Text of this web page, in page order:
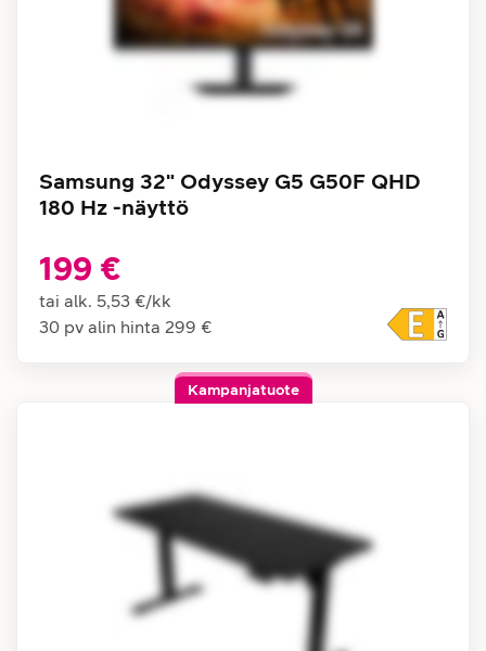
Samsung 32" Odyssey G5 G50F QHD
180 Hz -näyttö
199 €
tai alk. 5,53 €/kk
30 pv alin hinta 299 €
Kampanjatuote